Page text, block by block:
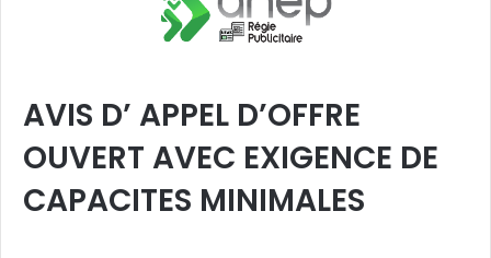
AVIS D’ APPEL D’OFFRE
OUVERT AVEC EXIGENCE DE
CAPACITES MINIMALES